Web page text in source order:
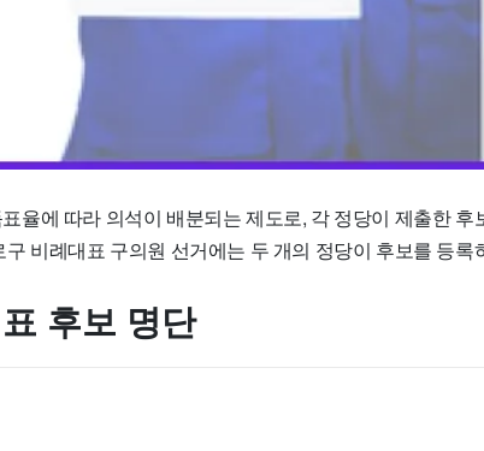
율에 따라 의석이 배분되는 제도로, 각 정당이 제출한 후
비례대표 구의원 선거에는 두 개의 정당이 후보를 등록
후보 명단